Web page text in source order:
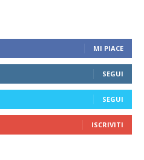
MI PIACE
SEGUI
SEGUI
ISCRIVITI